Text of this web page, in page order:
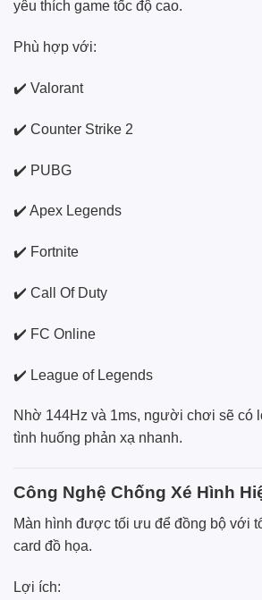
yêu thích game tốc độ cao.
Phù hợp với:
✔️ Valorant
✔️ Counter Strike 2
✔️ PUBG
✔️ Apex Legends
✔️ Fortnite
✔️ Call Of Duty
✔️ FC Online
✔️ League of Legends
Nhờ 144Hz và 1ms, người chơi sẽ có
tình huống phản xạ nhanh.
Công Nghệ Chống Xé Hình
Màn hình được tối ưu để đồng bộ với
card đồ họa.
Lợi ích: